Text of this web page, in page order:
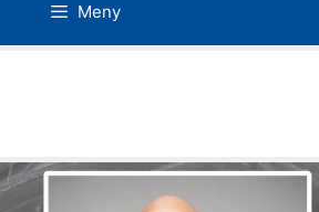
Meny